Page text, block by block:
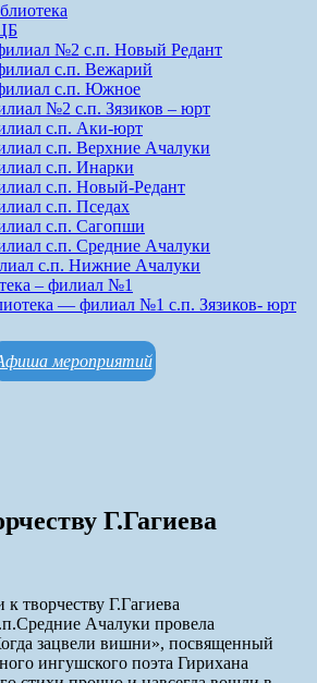
№2 с.п. Новый Редант
с.п. Вежарий
с.п. Южное
№2 с.п. Зязиков – юрт
с.п. Аки-юрт
с.п. Верхние Ачалуки
с.п. Инарки
с.п. Новый-Редант
с.п. Пседах
с.п. Сагопши
с.п. Средние Ачалуки
с.п. Нижние Ачалуки
– филиал №1
— филиал №1 с.п. Зязиков- юрт
мероприятий
Г.Гагиева
творчеству Г.Гагиева
Ачалуки провела
зацвели вишни», посвященный
ингушского поэта Гирихана